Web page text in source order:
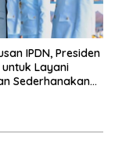
IPDN, Presiden
Layani
Sederhanakan